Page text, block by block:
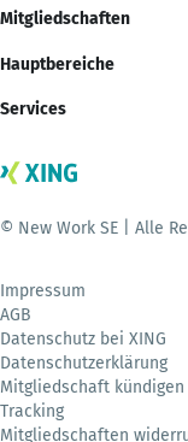
Mitgliedschaften
Hauptbereiche
Services
© New Work SE | Alle
Impressum
AGB
Datenschutz bei XING
Datenschutzerklärung
Mitgliedschaft kündigen
Tracking
Mitgliedschaften